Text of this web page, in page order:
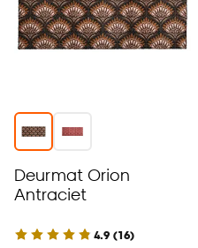
Deurmat Orion
Antraciet
4.9 (16)